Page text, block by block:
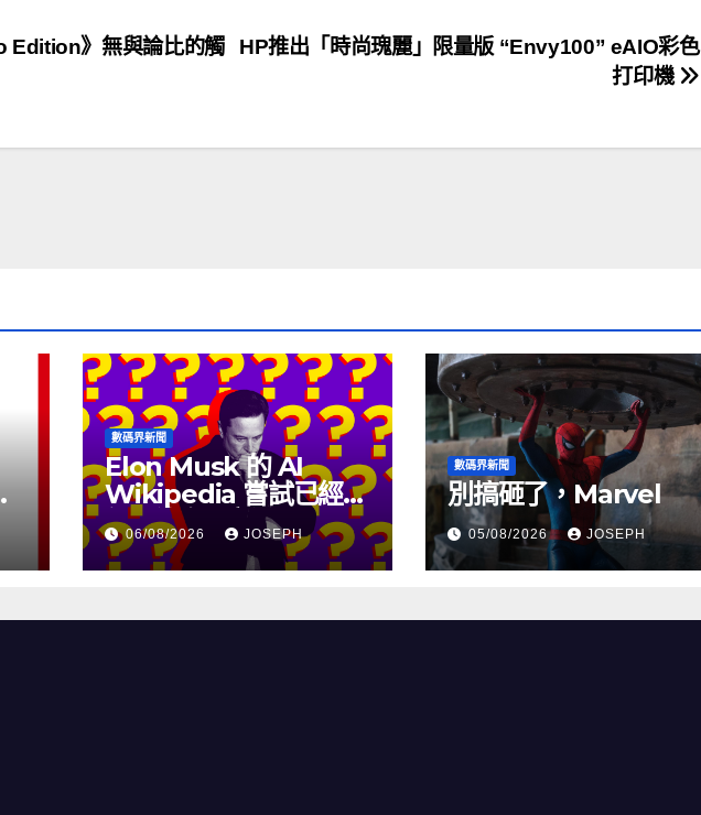
HP推出「時尚瑰麗」限量版 “Envy100” eAIO彩色
打印機
Edition》無與論比的觸
數碼界新聞
Elon Musk 的 AI
Wikipedia 嘗試已經幾
個月沒有更新了
06/08/2026 JOSEPH
數碼界新聞
別搞砸了，Marvel
05/08/2026 JOSEPH